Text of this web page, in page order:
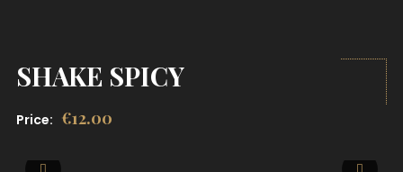
SHAKE SPICY
Price: €12.00